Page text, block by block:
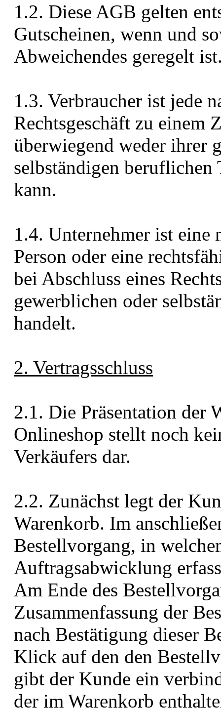
1.2. Diese AGB gelten
Gutscheinen, wenn und
Abweichendes geregelt
1.3. Verbraucher ist jede
Rechtsgeschäft zu einem
überwiegend weder ihrer
selbständigen
kann.
1.4. Unternehmer ist
Person oder eine
bei Abschluss eines
gewerblichen oder
handelt.
2. Vertragsschluss
2.1. Die Präsentation der
Onlineshop stellt noch
Verkäufers dar.
2.2. Zunächst legt der
Warenkorb. Im
Bestellvorgang, in
Auftragsabwicklung
Am Ende des
Zusammenfassung der
nach Bestätigung dieser
Klick auf den den
gibt der Kunde ein
der im Warenkorb